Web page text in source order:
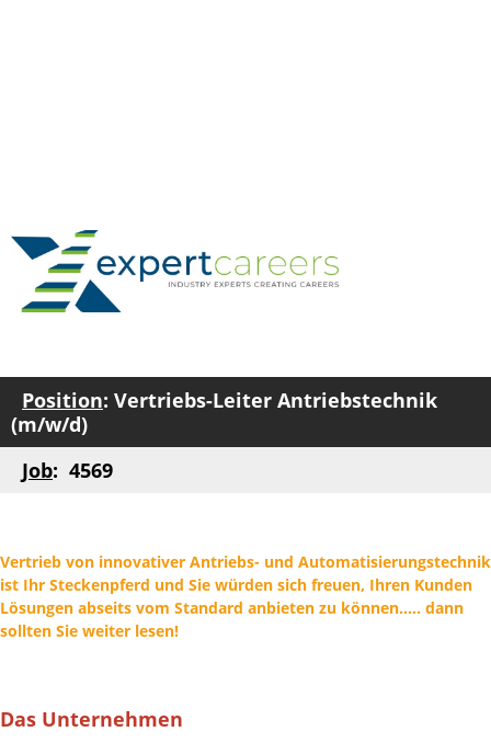
Position: Vertriebs-Leiter Antriebstechnik
(m/w/d)
Job: 4569
Vertrieb von innovativer Antriebs- und Automatisierungstechnik
ist Ihr Steckenpferd und Sie würden sich freuen, Ihren Kunden
Lösungen abseits vom Standard anbieten zu können..... dann
sollten Sie weiter lesen!
Das Unternehmen